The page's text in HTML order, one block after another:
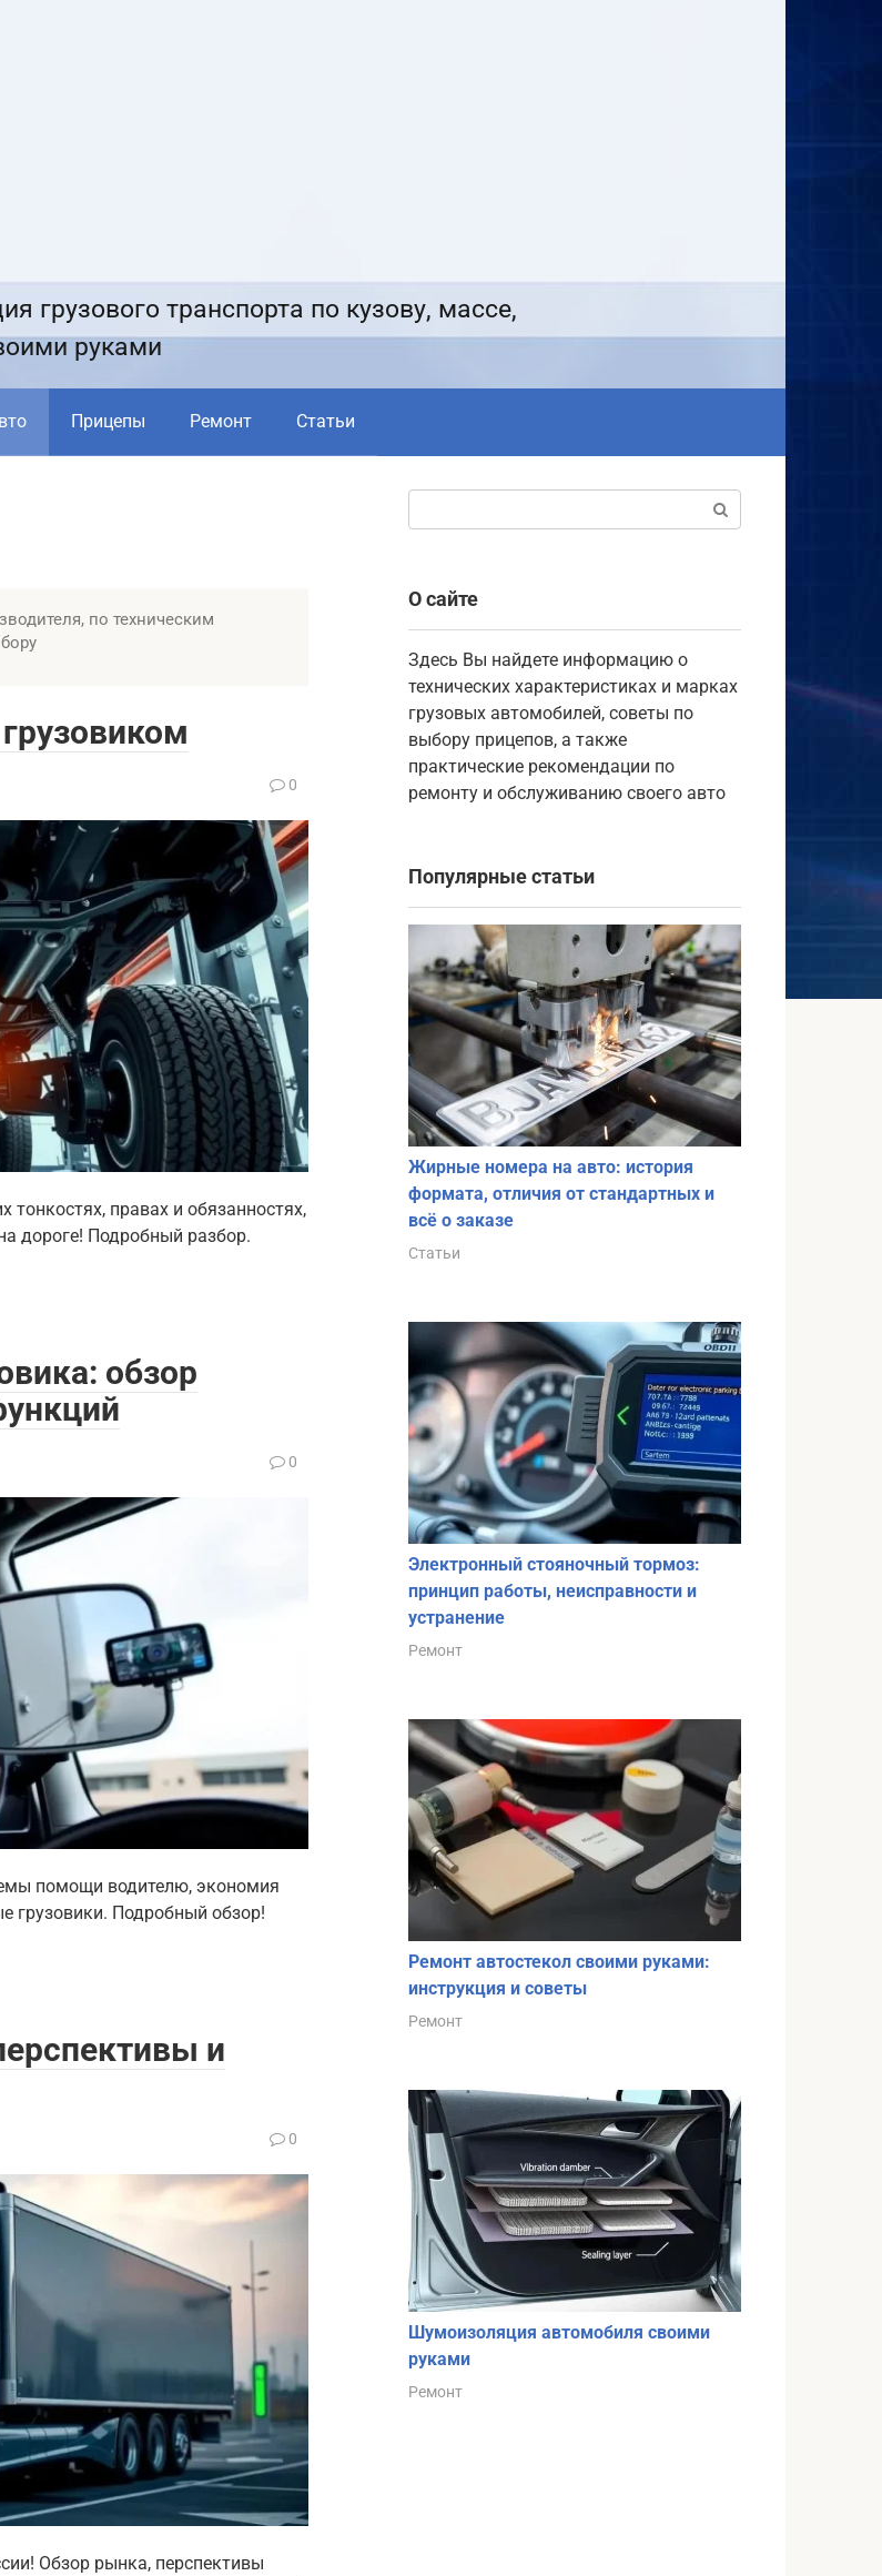
грузового транспорта по кузову, массе,
руками
Прицепы Ремонт Статьи
по техническим
0
правах и обязанностях,
дороге! Подробный разбор.
обзор
0
помощи водителю, экономия
грузовики. Подробный обзор!
и
0
Обзор рынка, перспективы
О сайте
Здесь Вы найдете информацию о
технических характеристиках и марках
грузовых автомобилей, советы по
выбору прицепов, а также
практические рекомендации по
ремонту и обслуживанию своего авто
Популярные статьи
Жирные номера на авто: история
формата, отличия от стандартных и
всё о заказе
Статьи
Электронный стояночный тормоз:
принцип работы, неисправности и
устранение
Ремонт
Ремонт автостекол своими руками:
инструкция и советы
Ремонт
Шумоизоляция автомобиля своими
руками
Ремонт